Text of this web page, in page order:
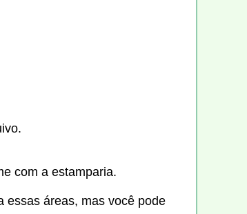
com a estamparia.
essas áreas, mas você pode